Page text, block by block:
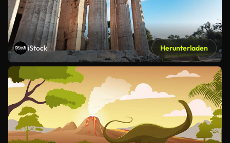
iStock Herunterladen